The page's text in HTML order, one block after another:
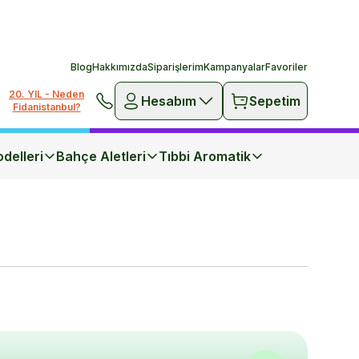
BlogHakkımızdaSiparişlerimKampanyalarFavoriler
20. YIL - Neden
Fidanistanbul?
Hesabım Sepetim
Bahçe Aletleri Tıbbi Aromatik